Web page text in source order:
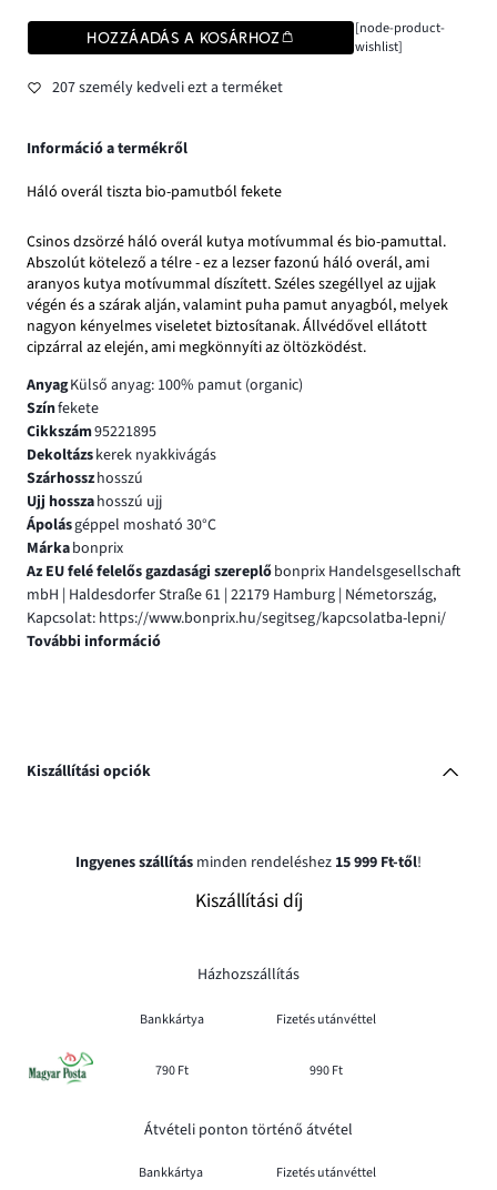
HOZZÁADÁS A KOSÁRHOZ
[node-product-
wishlist]
207 személy kedveli ezt a terméket
Információ a termékről
Háló overál tiszta bio-pamutból fekete
Csinos dzsörzé háló overál kutya motívummal és bio-pamuttal.
Abszolút kötelező a télre - ez a lezser fazonú háló overál, ami
aranyos kutya motívummal díszített. Széles szegéllyel az ujjak
végén és a szárak alján, valamint puha pamut anyagból, melyek
nagyon kényelmes viseletet biztosítanak. Állvédővel ellátott
cipzárral az elején, ami megkönnyíti az öltözködést.
AnyagKülső anyag: 100% pamut (organic)
Színfekete
Cikkszám95221895
Dekoltázskerek nyakkivágás
Szárhosszhosszú
Ujj hosszahosszú ujj
Ápolásgéppel mosható 30°C
Márkabonprix
Az EU felé felelős gazdasági szereplőbonprix Handelsgesellschaft
mbH | Haldesdorfer Straße 61 | 22179 Hamburg | Németország,
Kapcsolat: https://www.bonprix.hu/segitseg/kapcsolatba-lepni/
További információ
Kiszállítási opciók
Ingyenes szállítás minden rendeléshez 15 999 Ft-től!
Kiszállítási díj
Házhozszállítás
Bankkártya Fizetés utánvéttel
790 Ft 990 Ft
Átvételi ponton történő átvétel
Bankkártya Fizetés utánvéttel